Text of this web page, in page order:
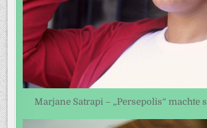
Marjane Satrapi – „Persepolis“ machte